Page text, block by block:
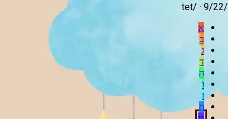
/
tet/ · 9/22
א
ב
ג
ד
ה
ו
ז
ח